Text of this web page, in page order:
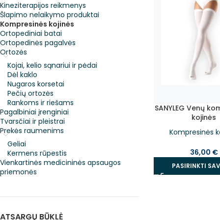
Kineziterapijos reikmenys
Šlapimo nelaikymo produktai
Kompresinės kojinės
Ortopediniai batai
Ortopedinės pagalvės
Ortozės
Kojai, kelio sąnariui ir pėdai
Dėl kaklo
Nugaros korsetai
Pečių ortozės
Rankoms ir riešams
Pagalbiniai įrenginiai
Tvarsčiai ir pleistrai
Prekės raumenims
Geliai
Kermens rūpestis
Vienkartinės medicininės apsaugos
priemonės
ATSARGŲ BŪKLĖ
SANYLEG Venų
kojinės
Kompresinės
36,00 €
PASIRINKTI